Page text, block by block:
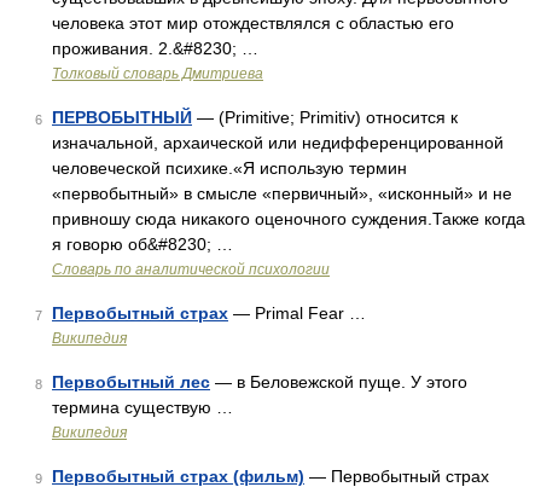
человека этот мир отождествлялся с областью его
проживания. 2.&#8230; …
Толковый словарь Дмитриева
6 ПЕРВОБЫТНЫЙ — (Primitive; Primitiv) относится к
изначальной, архаической или недифференцированной
человеческой психике.«Я использую термин
«первобытный» в смысле «первичный», «исконный» и не
привношу сюда никакого оценочного суждения.Также когда
я говорю об&#8230; …
Словарь по аналитической психологии
7 Первобытный страх — Primal Fear …
Википедия
8 Первобытный лес — в Беловежской пуще. У этого
термина существую …
Википедия
9 Первобытный страх (фильм) — Первобытный страх